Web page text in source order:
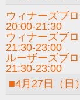
ウィナーズブ
20:00-21:30
ウィナーズブ
21:30-23:00
ルーザーズブ
21:30-23:00
■4月27日（